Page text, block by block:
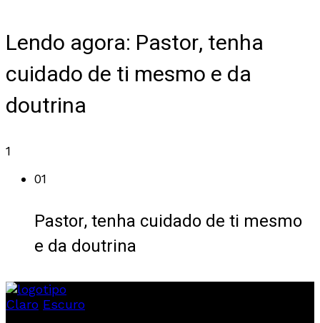
Lendo agora: Pastor, tenha
cuidado de ti mesmo e da
doutrina
1
01
Pastor, tenha cuidado de ti mesmo
e da doutrina
Claro Escuro